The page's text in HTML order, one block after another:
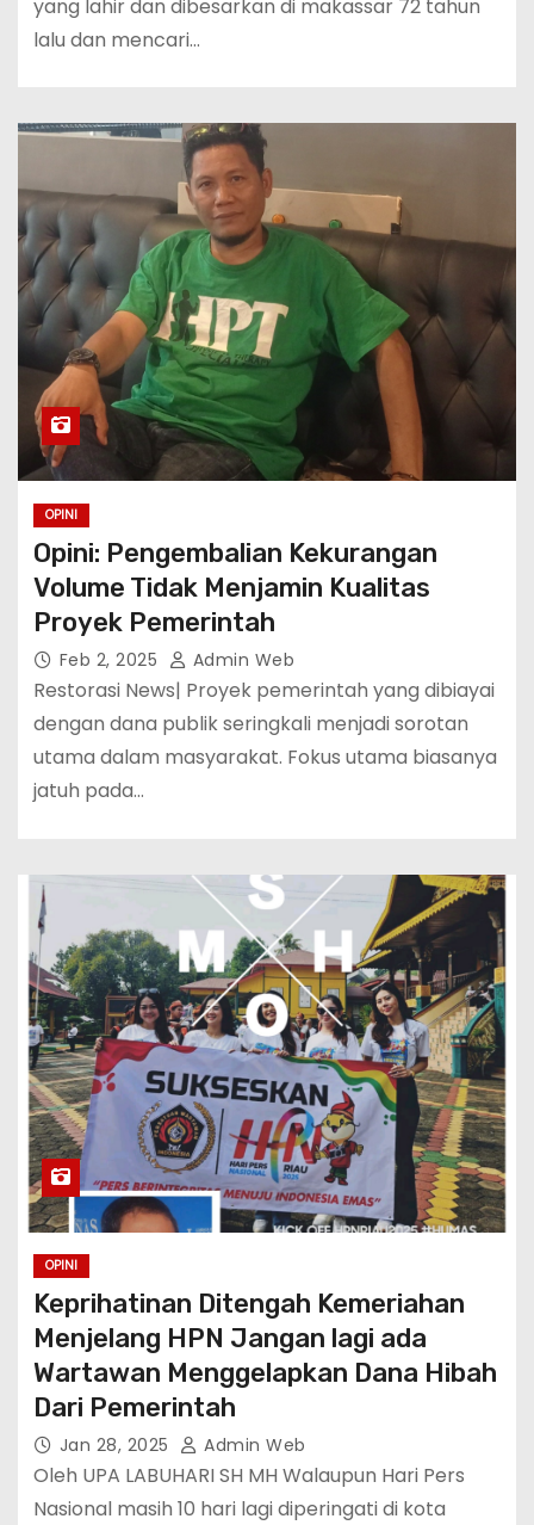
yang lahir dan dibesarkan di makassar 72 tahun
lalu dan mencari…
OPINI
Opini: Pengembalian Kekurangan
Volume Tidak Menjamin Kualitas
Proyek Pemerintah
Feb 2, 2025 Admin Web
Restorasi News| Proyek pemerintah yang dibiayai
dengan dana publik seringkali menjadi sorotan
utama dalam masyarakat. Fokus utama biasanya
jatuh pada…
OPINI
Keprihatinan Ditengah Kemeriahan
Menjelang HPN Jangan lagi ada
Wartawan Menggelapkan Dana Hibah
Dari Pemerintah
Jan 28, 2025 Admin Web
Oleh UPA LABUHARI SH MH Walaupun Hari Pers
Nasional masih 10 hari lagi diperingati di kota